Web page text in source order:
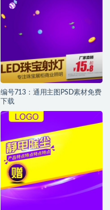
编号713：通用主图PSD素材免费
下载